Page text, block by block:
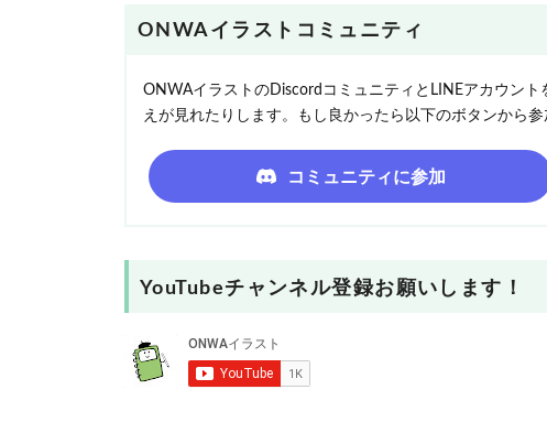
ONWAイラストコミュニティ
ONWAイラストのDiscordコミュニティとLINEアカウン
えが見れたりします。もし良かったら以下のボタンから
コミュニティに参加
YouTubeチャンネル登録お願いします！